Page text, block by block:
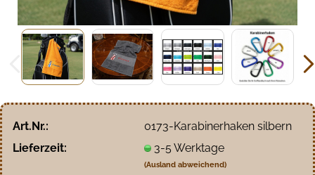
Art.Nr.:
0173-Karabinerhaken silbern
Lieferzeit:
3-5 Werktage
(Ausland abweichend)